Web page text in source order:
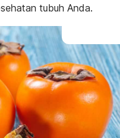
tubuh Anda.